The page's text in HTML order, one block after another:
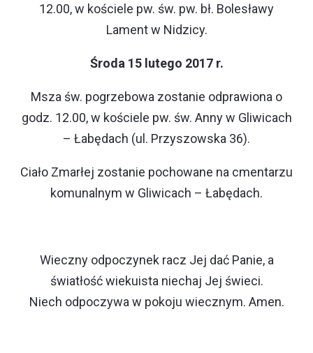
12.00, w kościele pw. św. pw. bł. Bolesławy
Lament w Nidzicy.
Środa 15 lutego 2017 r.
Msza św. pogrzebowa zostanie odprawiona o
godz. 12.00, w kościele pw. św. Anny w Gliwicach
– Łabędach (ul. Przyszowska 36).
Ciało Zmarłej zostanie pochowane na cmentarzu
komunalnym w Gliwicach – Łabędach.
Wieczny odpoczynek racz Jej dać Panie, a
światłość wiekuista niechaj Jej świeci.
Niech odpoczywa w pokoju wiecznym. Amen.